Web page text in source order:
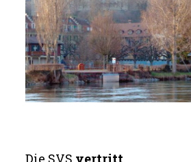
Die SVS vertritt